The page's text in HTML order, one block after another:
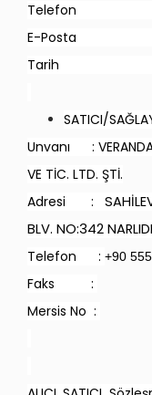
E-
Tarih
SATICI/
Unvanı : VERANDA
VE TİC. LTD. ŞTİ.
Adresi :
BLV. NO:342
Telefon : +90
Faks :
Mersis No :